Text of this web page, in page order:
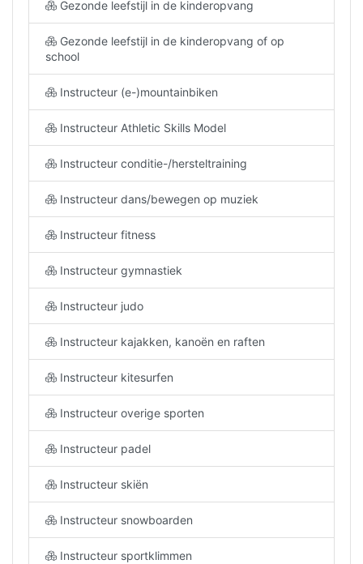
Gezonde leefstijl in de kinderopvang
Gezonde leefstijl in de kinderopvang of op
school
Instructeur (e-)mountainbiken
Instructeur Athletic Skills Model
Instructeur conditie-/hersteltraining
Instructeur dans/bewegen op muziek
Instructeur fitness
Instructeur gymnastiek
Instructeur judo
Instructeur kajakken, kanoën en raften
Instructeur kitesurfen
Instructeur overige sporten
Instructeur padel
Instructeur skiën
Instructeur snowboarden
Instructeur sportklimmen